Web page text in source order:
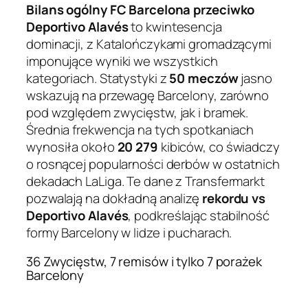
Bilans ogólny FC Barcelona przeciwko
Deportivo Alavésto kwintesencja
dominacji, z Katalończykami gromadzącymi
imponujące wyniki we wszystkich
kategoriach. Statystyki z50 meczówjasno
wskazują na przewagę Barcelony, zarówno
pod względem zwycięstw, jak i bramek.
Średnia frekwencja na tych spotkaniach
wynosiła około 20 279 kibiców, co świadczy
o rosnącej popularności derbów w ostatnich
dekadach LaLiga. Te dane z Transfermarkt
pozwalają na dokładną analizę rekordu vs
Deportivo Alavés, podkreślając stabilność
formy Barcelony w lidze i pucharach.
36 Zwycięstw, 7 remisów i tylko 7 porażek
Barcelony